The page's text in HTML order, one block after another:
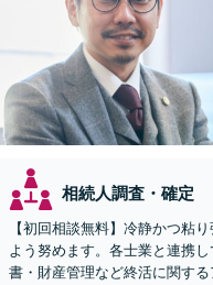
相続人調査・確定
【初回相談無料】冷静かつ粘
よう努めます。各士業と連携
書・財産管理など終活に関す